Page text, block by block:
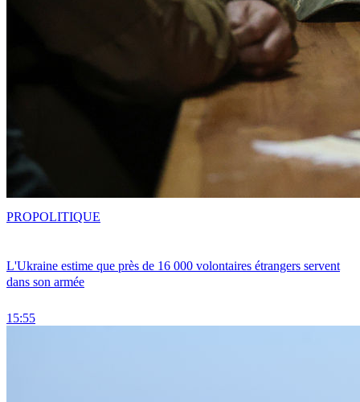
L'Ukraine estime que près de 16 000 volontaires étrangers servent
dans son armée
15:55
PROPOLITIQUE